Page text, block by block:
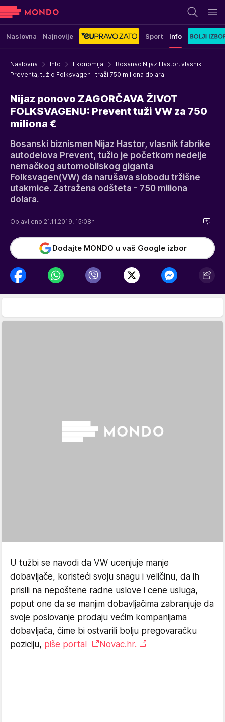
Naslovna Najnovije Sport Info
Naslovna Info Ekonomija
Bosanac Nijaz Hastor, vlasnik
Preventa, tužio Folksvagen i traži 750 miliona dolara
Nijaz ponovo ZAGORČAVA ŽIVOT
FOLKSVAGENU: Prevent tuži VW za 750
miliona €
Bosanski biznismen Nijaz Hastor, vlasnik fabrike
autodelova Prevent, tužio je početkom nedelje
nemačkog automobilskog giganta
Folksvagen(VW) da narušava slobodu tržišne
utakmice. Zatražena odšteta - 750 miliona
dolara.
Objavljeno 21.11.2019. 15:08h
Dodajte MONDO u vaš Google izbor
U tužbi se navodi da VW ucenjuje manje
dobavljače, koristeći svoju snagu i veličinu, da ih
prisili na nepoštene radne uslove i cene usluga,
poput one da se manjim dobavljačima zabranjuje da
svoje poslovanje prodaju većim kompanijama
dobavljača, čime bi ostvarili bolju pregovaračku
poziciju, piše portal Novac.hr.